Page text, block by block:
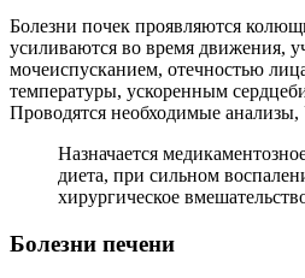
Болезни почек проявляются
усиливаются во время движения,
мочеиспусканием, отечностью
температуры, ускоренным
Проводятся необходимые
Назначается
диета, при сильном
хирургическое
Болезни печени